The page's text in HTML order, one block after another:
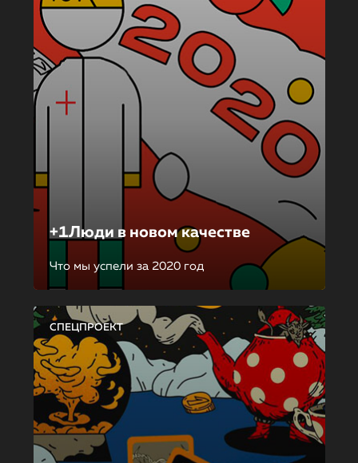
+1Люди в новом качестве
Что мы успели за 2020 год
СПЕЦПРОЕКТ